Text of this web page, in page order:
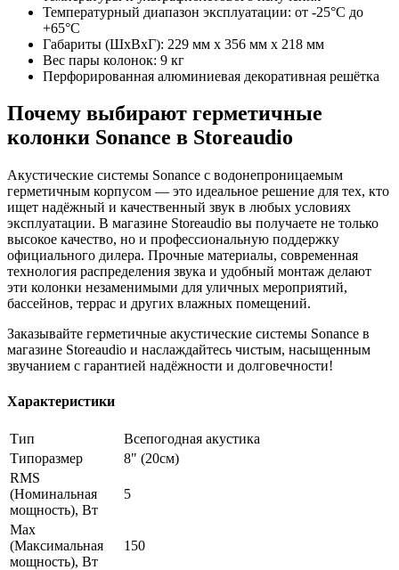
Температурный диапазон эксплуатации: от -25°C до
+65°C
Габариты (ШxВxГ): 229 мм x 356 мм x 218 мм
Вес пары колонок: 9 кг
Перфорированная алюминиевая декоративная решётка
Почему выбирают герметичные
колонки Sonance в Storeaudio
Акустические системы Sonance с водонепроницаемым
герметичным корпусом — это идеальное решение для тех, кто
ищет надёжный и качественный звук в любых условиях
эксплуатации. В магазине Storeaudio вы получаете не только
высокое качество, но и профессиональную поддержку
официального дилера. Прочные материалы, современная
технология распределения звука и удобный монтаж делают
эти колонки незаменимыми для уличных мероприятий,
бассейнов, террас и других влажных помещений.
Заказывайте герметичные акустические системы Sonance в
магазине Storeaudio и наслаждайтесь чистым, насыщенным
звучанием с гарантией надёжности и долговечности!
Характеристики
Тип
Всепогодная акустика
Типоразмер
8" (20см)
RMS
(Номинальная
мощность), Вт
5
Max
(Максимальная
мощность), Вт
150